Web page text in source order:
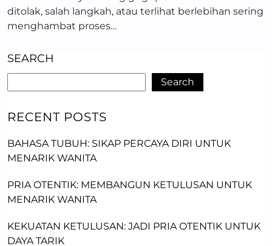
ditolak, salah langkah, atau terlihat berlebihan sering
menghambat proses…
SEARCH
Search
RECENT POSTS
BAHASA TUBUH: SIKAP PERCAYA DIRI UNTUK
MENARIK WANITA
PRIA OTENTIK: MEMBANGUN KETULUSAN UNTUK
MENARIK WANITA
KEKUATAN KETULUSAN: JADI PRIA OTENTIK UNTUK
DAYA TARIK